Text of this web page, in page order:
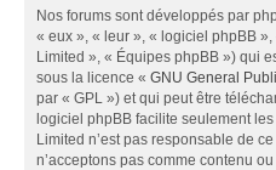
Nos forums sont développés par
« eux », « leur », « logiciel phpBB
Limited », « Équipes phpBB ») qui
sous la licence « GNU General
par « GPL ») et qui peut être
logiciel phpBB facilite seulement
Limited n’est pas responsable de
n’acceptons pas comme contenu